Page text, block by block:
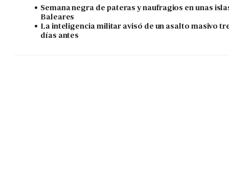
Semana negra de pateras y naufragios en unas
Baleares
La inteligencia militar avisó de un asalto masivo
días antes